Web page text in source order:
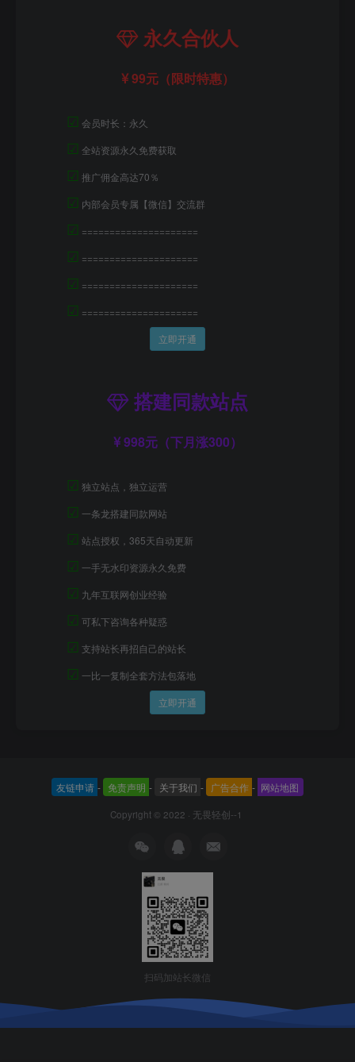
永久合伙人
99元（限时特惠）
☑ 会员时长：永久
☑ 全站资源永久免费获取
☑ 推广佣金高达70％
☑ 内部会员专属【微信】交流群
☑ =====================
☑ =====================
☑ =====================
☑ =====================
立即开通
搭建同款站点
998元（下月涨300）
☑ 独立站点，独立运营
☑ 一条龙搭建同款网站
☑ 站点授权，365天自动更新
☑ 一手无水印资源永久免费
☑ 九年互联网创业经验
☑ 可私下咨询各种疑惑
☑ 支持站长再招自己的站长
☑ 一比一复制全套方法包落地
立即开通
友链申请 - 免责声明 - 关于我们 - 广告合作 - 网站地图
Copyright © 2022 · 无畏轻创--1
扫码加站长微信